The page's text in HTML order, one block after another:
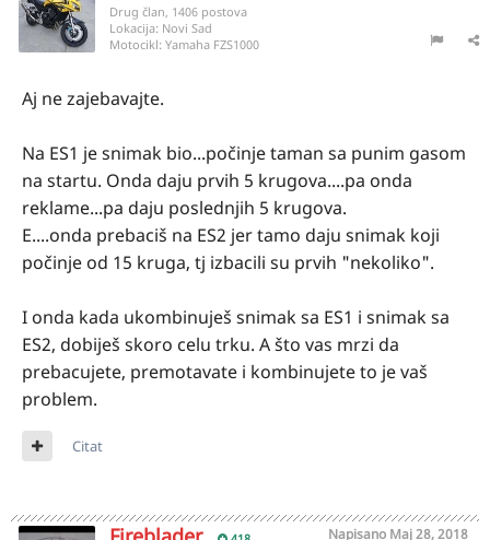
Drug član, 1406 postova
Lokacija: Novi Sad
Motocikl: Yamaha FZS1000
Aj ne zajebavajte.
Na ES1 je snimak bio...počinje taman sa punim gasom
na startu. Onda daju prvih 5 krugova....pa onda
reklame...pa daju poslednjih 5 krugova.
E....onda prebaciš na ES2 jer tamo daju snimak koji
počinje od 15 kruga, tj izbacili su prvih "nekoliko".
I onda kada ukombinuješ snimak sa ES1 i snimak sa
ES2, dobiješ skoro celu trku. A što vas mrzi da
prebacujete, premotavate i kombinujete to je vaš
problem.
Citat
Napisano Maj 28, 2018